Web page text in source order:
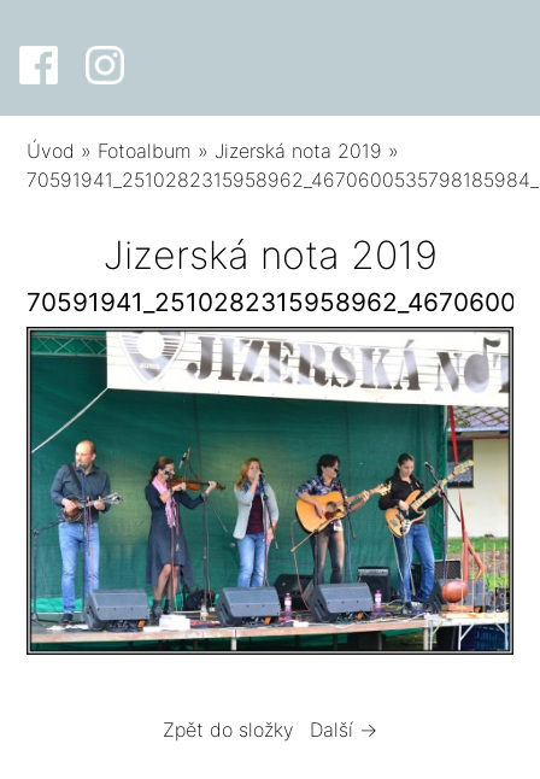
Úvod » Fotoalbum » Jizerská nota 2019 »
Jizerská nota 2019
Zpět do složky Další →